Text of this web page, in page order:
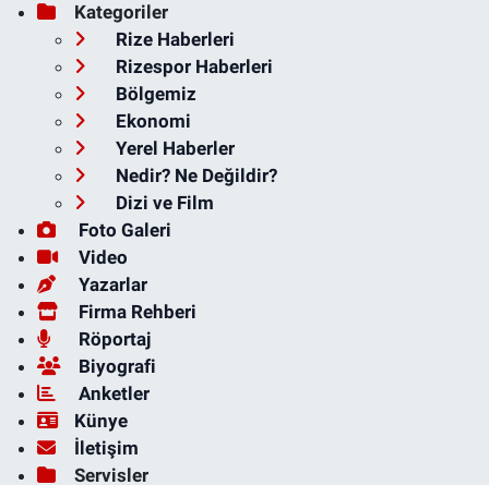
Kategoriler
Rize Haberleri
Rizespor Haberleri
Bölgemiz
Ekonomi
Yerel Haberler
Nedir? Ne Değildir?
Dizi ve Film
Foto Galeri
Video
Yazarlar
Firma Rehberi
Röportaj
Biyografi
Anketler
Künye
İletişim
Servisler